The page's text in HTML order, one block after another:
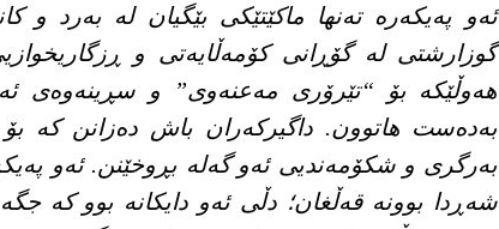
ئەو پەیکەرە تەنها ماکێتێکی بێگیان لە بەرد و
گوزارشتی لە گۆڕانی کۆمەڵایەتی و
هەوڵێکە بۆ “تێرۆری مەعنەوی” و سڕینەوەی
بەدەست هاتوون. داگیرکەران باش دەزانن کە
بەرگری و شکۆمەندیی ئەو گەلە بڕوخێنن. ئەو
شەڕدا بوونە قەڵغان؛ دڵی ئەو دایکانە بوو کە